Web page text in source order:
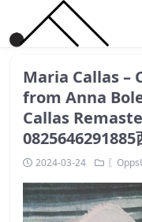
Maria Callas –
from Anna
Callas
0825646291885
2024-03-24 〖